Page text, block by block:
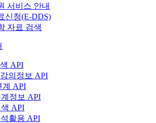
서비스 안내
신청(E-DDS)
자료 검색
API
의정보 API
계 API
정보 API
API
활용 API